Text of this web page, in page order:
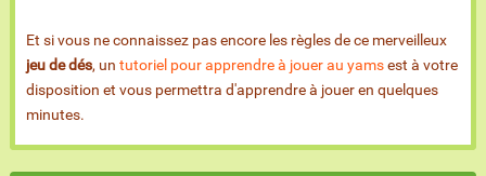
Et si vous ne connaissez pas encore les règles de ce merveilleux
jeu de dés, un tutoriel pour apprendre à jouer au yamsest à votre
disposition et vous permettra d'apprendre à jouer en quelques
minutes.